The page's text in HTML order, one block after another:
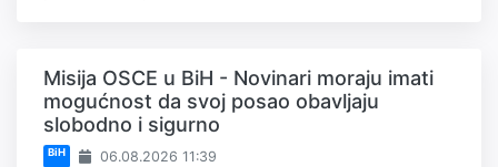
Misija OSCE u BiH - Novinari moraju imati
mogućnost da svoj posao obavljaju
slobodno i sigurno
BiH 06.08.2026 11:39